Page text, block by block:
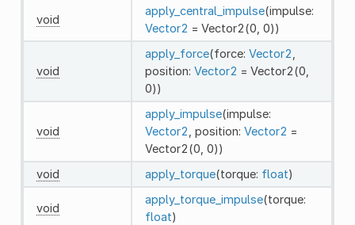
void
apply_central_impulse(impulse:
Vector2 = Vector2(0, 0))
void
apply_force(force: Vector2
position: Vector2 = Vector2(0,
0))
void
apply_impulse(impulse:
Vector2 , position: Vector2 =
Vector2(0, 0))
void
apply_torque(torque: float)
void
apply_torque_impulse(torque:
float)